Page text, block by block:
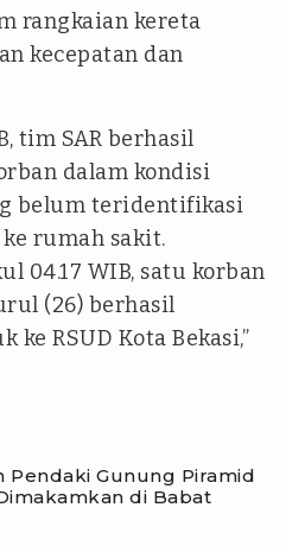
rangkaian kereta
kecepatan dan
tim SAR berhasil
dalam kondisi
belum teridentifikasi
rumah sakit.
04.17 WIB, satu korban
(26) berhasil
RSUD Kota Bekasi,”
Pendaki Gunung Piramid
di Babat